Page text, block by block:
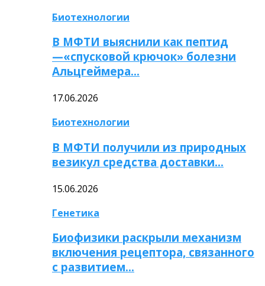
Биотехнологии
В МФТИ выяснили как пептид
—«спусковой крючок» болезни
Альцгеймера…
17.06.2026
Биотехнологии
В МФТИ получили из природных
везикул средства доставки…
15.06.2026
Генетика
Биофизики раскрыли механизм
включения рецептора, связанного
с развитием…